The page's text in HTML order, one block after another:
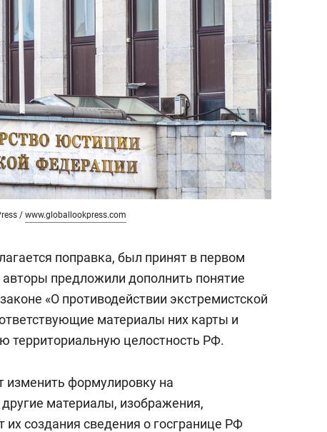
/ www.globallookpress.com
поправка, был принят в первом
авторы предложили дополнить понятие
«О противодействии экстремистской
материалы них карты и
целостность РФ.
изменить формулировку на
материалы, изображения,
создания сведения о госгранице РФ